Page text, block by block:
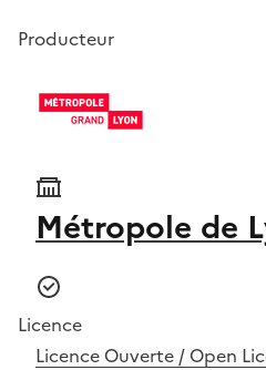
Producteur
Métropole de
Licence
Licence Ouverte / Open